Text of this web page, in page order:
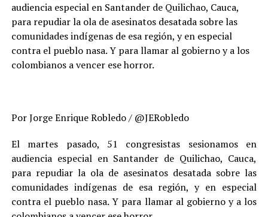
audiencia especial en Santander de Quilichao, Cauca,
para repudiar la ola de asesinatos desatada sobre las
comunidades indígenas de esa región, y en especial
contra el pueblo nasa. Y para llamar al gobierno y a los
colombianos a vencer ese horror.
Por Jorge Enrique Robledo / @JERobledo
El martes pasado, 51 congresistas sesionamos en
audiencia especial en Santander de Quilichao, Cauca,
para repudiar la ola de asesinatos desatada sobre las
comunidades indígenas de esa región, y en especial
contra el pueblo nasa. Y para llamar al gobierno y a los